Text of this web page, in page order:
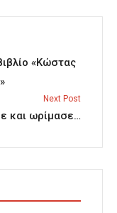
«Κώστας
Next Post
και ωρίμασε…